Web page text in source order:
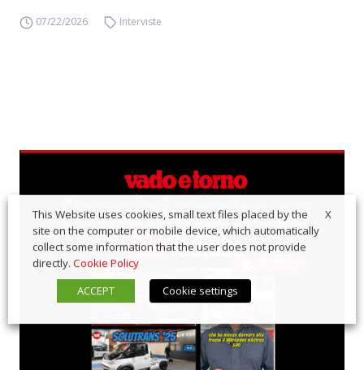
07/22/2026 Interviste
X
This Website uses cookies, small text files placed by the
site on the computer or mobile device, which automatically
collect some information that the user does not provide
directly. Cookie Policy
ACCEPT
Cookie settings